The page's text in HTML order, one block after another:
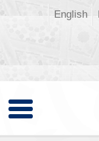
English